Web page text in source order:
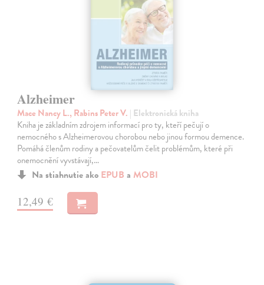
Alzheimer
Mace Nancy L., Rabins Peter V. | Elektronická kniha
Kniha je základním zdrojem informací pro ty, kteří pečují o
nemocného s Alzheimerovou chorobou nebo jinou formou demence.
Pomáhá členům rodiny a pečovatelům čelit problémům, které při
onemocnění vyvstávají,…
Na stiahnutie ako EPUB a MOBI
12,49 €